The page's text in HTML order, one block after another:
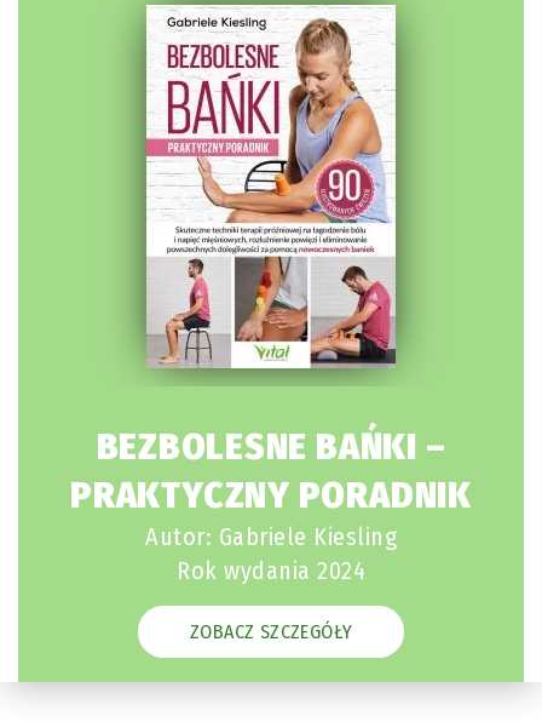
BEZBOLESNE BAŃKI –
PRAKTYCZNY PORADNIK
Autor: Gabriele Kiesling
Rok wydania 2024
ZOBACZ SZCZEGÓŁY